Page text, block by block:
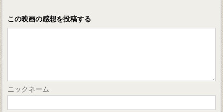
この映画の感想を投稿する
ニックネーム